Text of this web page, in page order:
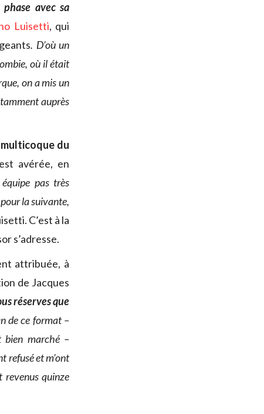
avec sa
Luisetti, qui
. D’où un
où il était
on a mis un
auprès
du
avérée, en
pas très
la suivante,
C’est à la
s’adresse.
attribuée, à
de Jacques
réserves que
de ce format –
marché –
refusé et m’ont
revenus quinze